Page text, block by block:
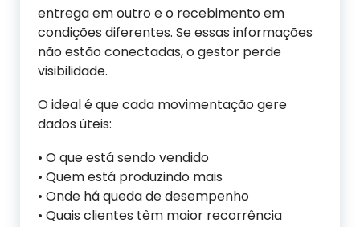
entrega em outro e o recebimento em
condições diferentes. Se essas informações
não estão conectadas, o gestor perde
visibilidade.
O ideal é que cada movimentação gere
dados úteis:
• O que está sendo vendido
• Quem está produzindo mais
• Onde há queda de desempenho
• Quais clientes têm maior recorrência